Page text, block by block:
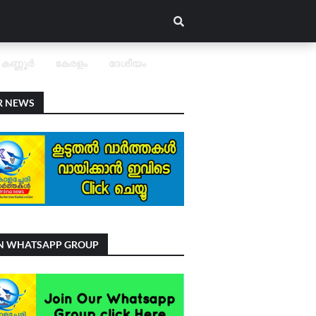
കണ്ണൂർ കേരളം ദേശീയം
NEWS
WHATSAPP GROUP